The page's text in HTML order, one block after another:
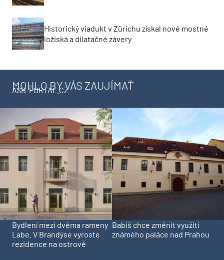
Historický viadukt v Zürichu získal nové mostné
ložiská a dilatačné závery
MOHLO BY VÁS ZAUJÍMAŤ
ASB-PORTAL.CZ
Bydlení mezi dvěma rameny
Labe. V Brandýse vyroste
rezidence na ostrově
Babiš chce změnit využití
známého paláce nad Prahou